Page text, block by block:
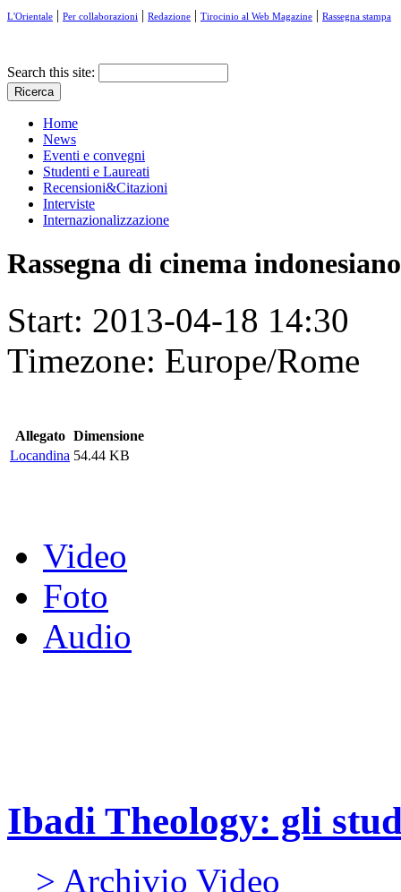
L'Orientale | Per collaborazioni | Redazione | Tirocinio al Web Magazine | Rassegna stampa
Search this site:
Home
News
Eventi e convegni
Studenti e Laureati
Recensioni&Citazioni
Interviste
Internazionalizzazione
Rassegna di cinema indonesiano
Start: 2013-04-18 14:30
Timezone: Europe/Rome
Allegato Dimensione
Locandina 54.44 KB
Video
Foto
Audio
Ibadi Theology: gli
> Archivio Video